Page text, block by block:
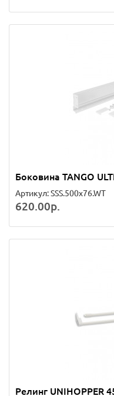
Боковина TANGO
Артикул: SSS.500x76.WT
620.00р.
Релинг UNIHOPPER